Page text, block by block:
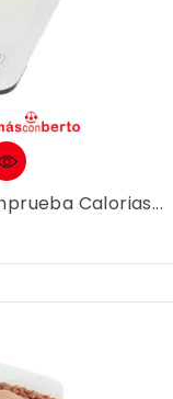
Calorias...